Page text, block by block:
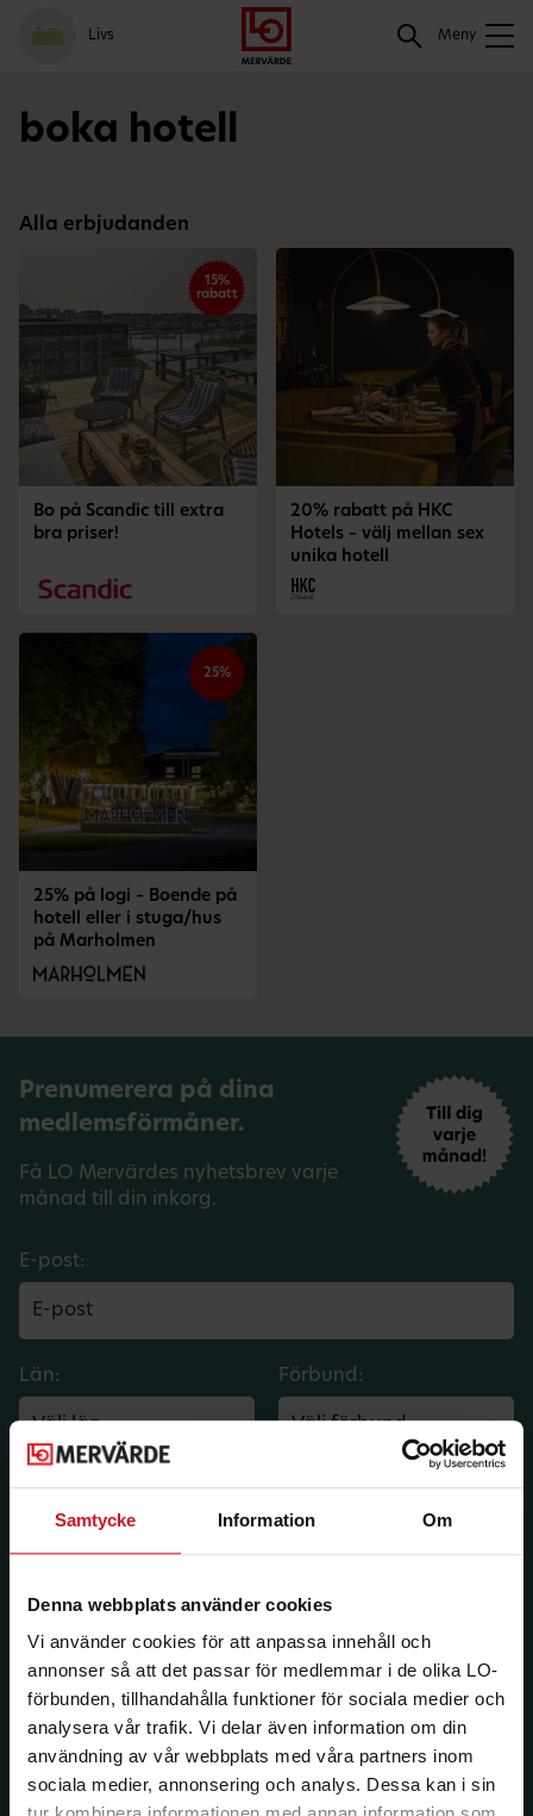
Samtycke Information Om
Denna webbplats använder cookies
Vi använder cookies för att anpassa innehåll och
annonser så att det passar för medlemmar i de olika LO-
förbunden, tillhandahålla funktioner för sociala medier och
analysera vår trafik. Vi delar även information om din
användning av vår webbplats med våra partners inom
sociala medier, annonsering och analys. Dessa kan i sin
Gå
till
meny
Logga
in
Hoppa
till
innehåll
Livs Meny
Sök
boka hotell
Alla erbjudanden
15%
rabatt
Bo på Scandic till extra
bra priser!
20% rabatt på HKC
Hotels – välj mellan sex
unika hotell
25%
25% på logi – Boende på
hotell eller i stuga/hus
på Marholmen
Prenumerera på dina
medlemsförmåner.
Få LO Mervärdes nyhetsbrev varje
månad till din inkorg.
E-post:
Län: Förbund:
Jag vill ha e-post om aktuella erbjudanden och
medlemsförmåner från LO Mervärde. LO Mervärde
kommer att hantera mina personuppgifter i enlighet
med allmänna dataskyddsförordningen (GDPR). Jag